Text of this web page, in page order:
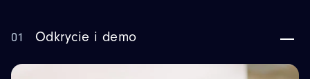
01 Odkrycie i demo